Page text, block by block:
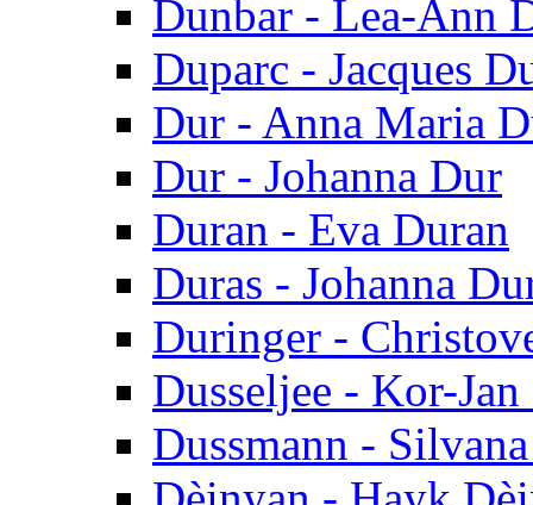
Dunbar - Lea-Ann
Duparc - Jacques
Dur - Anna Maria
Dur - Johanna Dur
Duran - Eva Duran
Duras - Johanna
Duringer -
Dusseljee - Kor-Jan
Dussmann -